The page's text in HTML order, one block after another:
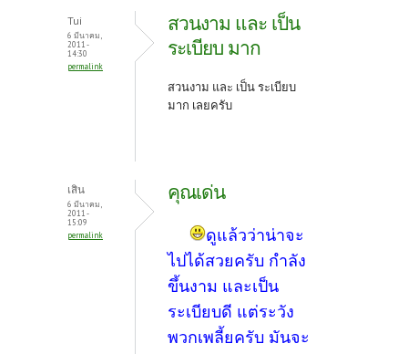
Tui
6 มีนาคม,
2011 -
14:30
permalink
สวนงาม และ เป็น
ระเบียบ มาก
สวนงาม และ เป็น ระเบียบ
มาก เลยครับ
เสิน
6 มีนาคม,
2011 -
15:09
permalink
คุณเด่น
ดูแล้วว่าน่าจะ
ไปได้สวยครับ กำลัง
ขึ้นงาม และเป็น
ระเบียบดี แต่ระวัง
พวกเพลี้ยครับ มันจะ